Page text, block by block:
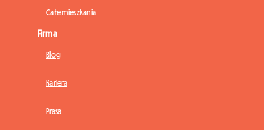
Całe mieszkania
Firma
Blog
Kariera
Prasa